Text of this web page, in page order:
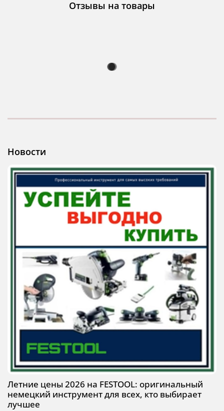
Отзывы на товары
Новости
Летние цены 2026 на FESTOOL: оригинальный
немецкий инструмент для всех, кто выбирает
лучшее